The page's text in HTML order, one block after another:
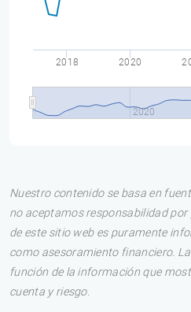
2018 2020
2020
Nuestro contenido se basa en
no aceptamos responsabilidad por
de este sitio web es puramente
como asesoramiento financiero.
función de la información que
cuenta y riesgo.